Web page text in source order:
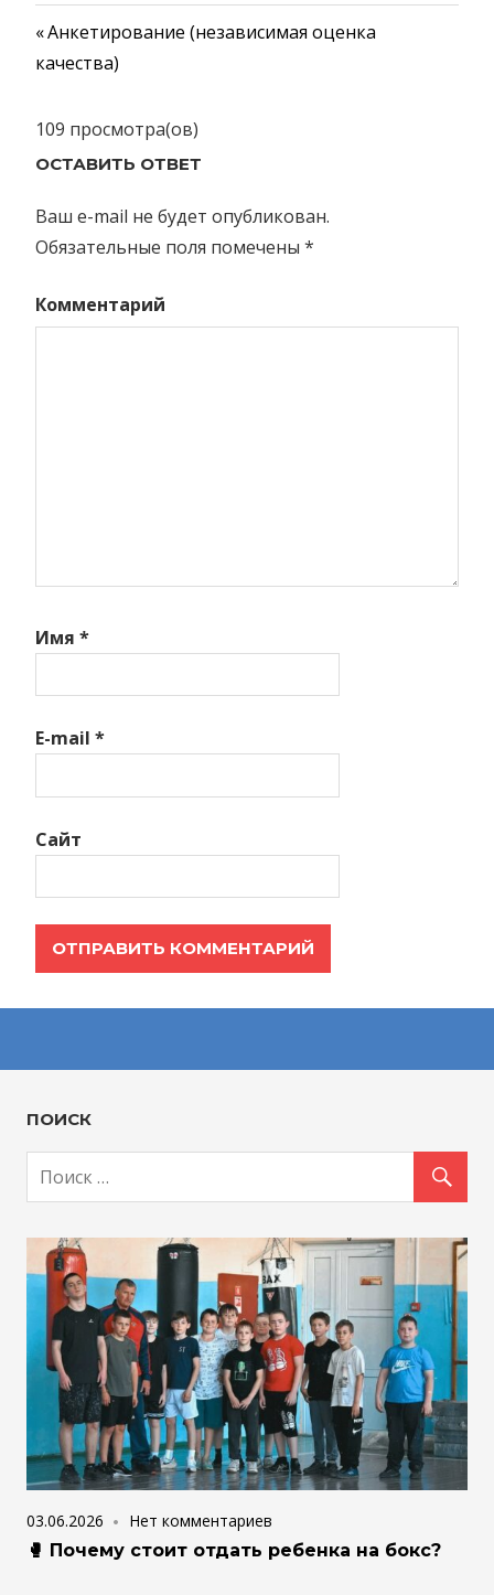
Навигация
записям
Предыдущая
запись:
Анкетирование (независимая оценка
качества)
109 просмотра(ов)
ОСТАВИТЬ ОТВЕТ
Ваш e-mail не будет опубликован.
Обязательные поля помечены *
Комментарий
Имя *
E-mail *
Сайт
ПОИСК
03.06.2026
Нет комментариев
🥊 Почему стоит отдать ребенка на бокс?